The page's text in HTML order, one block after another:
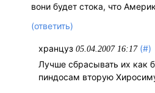
вони будет стока, что
(ответить)
хранцуз 05.04.2007 16:17 (#)
Лучше сбрасывать их как
пиндосам вторую